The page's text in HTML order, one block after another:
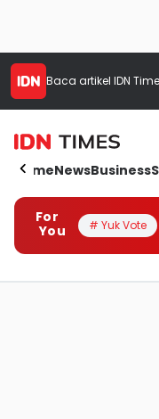
Baca artikel IDN
HomeNewsBusiness
For
You
# Yuk Vote